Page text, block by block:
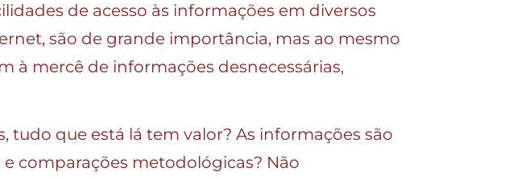
de acesso às informações em diversos
são de grande importância, mas ao mesmo
à mercê de informações desnecessárias,
tudo que está lá tem valor? As informações são
comparações metodológicas? Não